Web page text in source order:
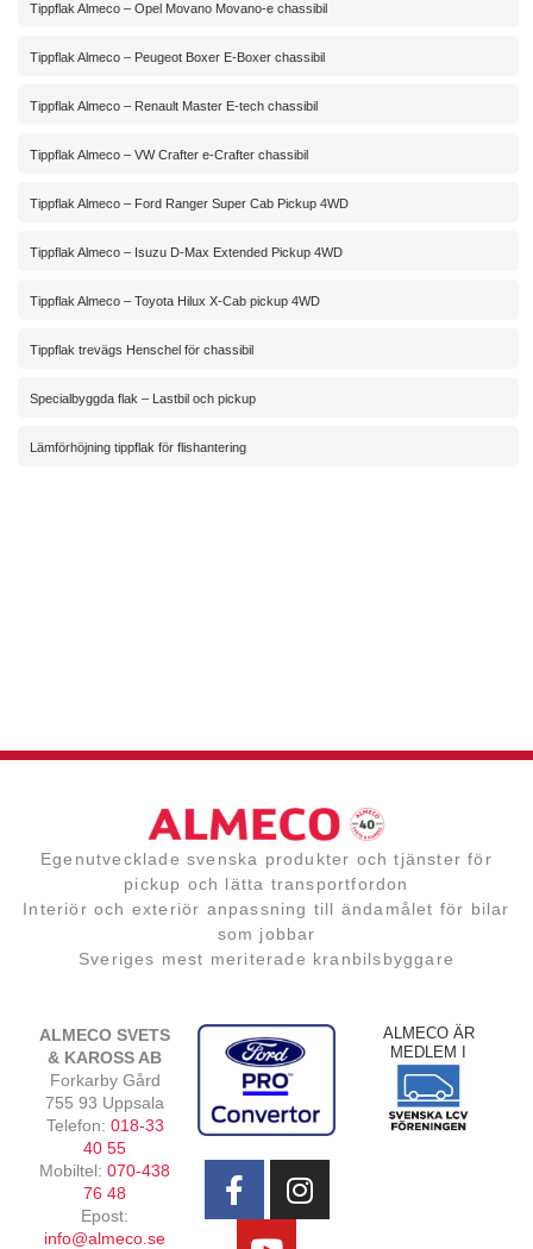
Tippflak Almeco – Opel Movano Movano-e chassibil
Tippflak Almeco – Peugeot Boxer E-Boxer chassibil
Tippflak Almeco – Renault Master E-tech chassibil
Tippflak Almeco – VW Crafter e-Crafter chassibil
Tippflak Almeco – Ford Ranger Super Cab Pickup 4WD
Tippflak Almeco – Isuzu D-Max Extended Pickup 4WD
Tippflak Almeco – Toyota Hilux X-Cab pickup 4WD
Tippflak trevägs Henschel för chassibil
Specialbyggda flak – Lastbil och pickup
Lämförhöjning tippflak för flishantering
Egenutvecklade svenska produkter och tjänster för
pickup och lätta transportfordon
Interiör och exteriör anpassning till ändamålet för bilar
som jobbar
Sveriges mest meriterade kranbilsbyggare
ALMECO SVETS
& KAROSS AB
Forkarby Gård
755 93 Uppsala
Telefon: 018-33
40 55
Mobiltel: 070-438
76 48
Epost:
info@almeco.se
a
c
n
s
t
ALMECO ÄR
MEDLEM I